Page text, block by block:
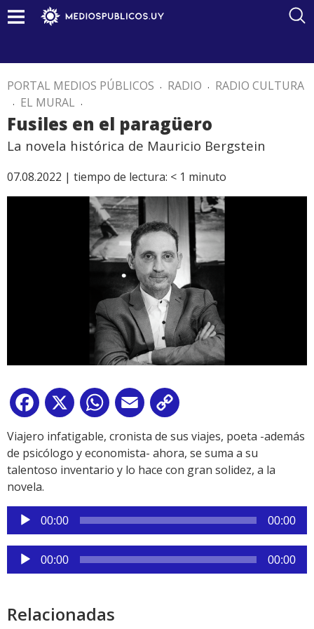
PORTAL MEDIOS PÚBLICOS . RADIO . RADIO CULTURA
. EL MURAL .
Fusiles en el paragüero
La novela histórica de Mauricio Bergstein
07.08.2022 | tiempo de lectura: < 1 minuto
Facebook
X WhatsApp
Email
Link
Viajero infatigable, cronista de sus viajes, poeta -además
de psicólogo y economista- ahora, se suma a su
talentoso inventario y lo hace con gran solidez, a la
novela.
Reproductor
de
audio
00:00 00:00
Reproductor
de
00:00 00:00
Relacionadas